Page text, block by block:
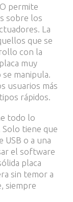
permite
sobre los
La
que se
con la
muy
manipula.
usuarios más
rápidos.
todo lo
Solo tiene que
USB o a una
el software
placa
sin temor a
siempre